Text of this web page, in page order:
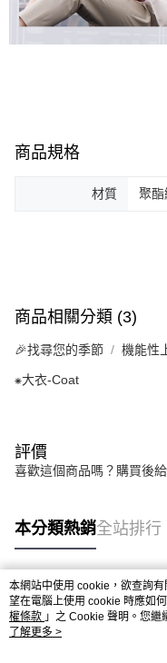
商品規格
材質 聚酯
商品相關分類 (3)
🎉找尋您的季節 機能性
⁕大衣-Coat
評價
喜歡這個商品嗎？購買後
本分類熱銷全站排行
熱門標籤
本網站中使用 cookie，欲查詢
望在電腦上使用 cookie 時應如
權條款 」之 Cookie 聲明。您繼
用條款之 Cookie 聲明使用
了解更多 >